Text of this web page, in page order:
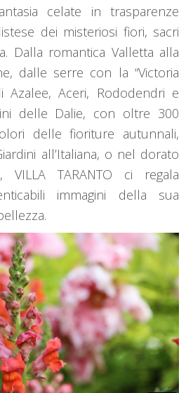
celate in trasparenze
dei misteriosi fiori, sacri
Dalla romantica Valletta alla
dalle serre con la “Victoria
Azalee, Aceri, Rododendri e
delle Dalie, con oltre 300
delle fioriture autunnali,
all’Italiana, o nel dorato
VILLA TARANTO ci regala
immagini della sua